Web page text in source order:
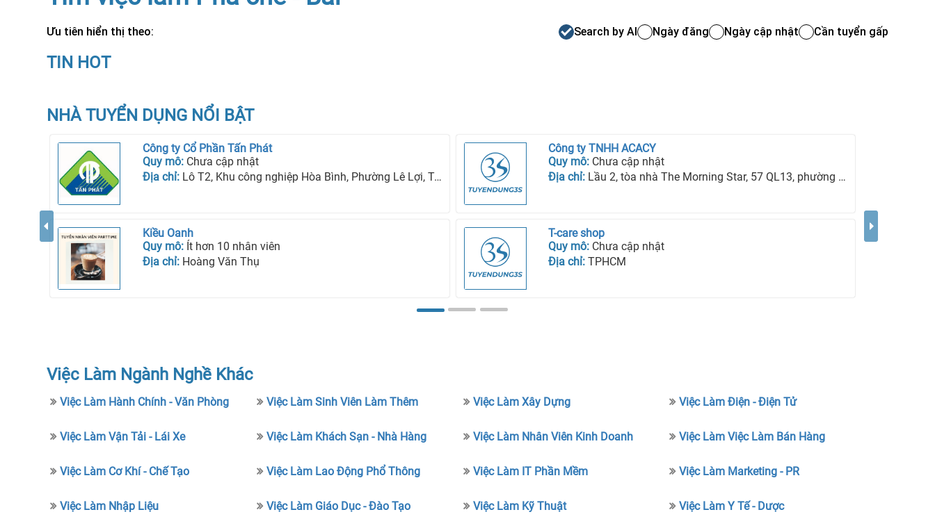
Ưu tiên hiển thị theo: Search by AI Ngày đăng Ngày cập nhật Cần tuyển gấp
TIN HOT
NHÀ TUYỂN DỤNG NỔI BẬT
Công ty Cổ Phần Tấn Phát
Quy mô: Chưa cập nhật
Địa chỉ: Lô T2, Khu công nghiệp Hòa Bình, Phường Lê Lợi, Tp Kon Tum, Tỉnh Kon Tum
Công ty TNHH ACACY
Quy mô: Chưa cập nhật
Địa chỉ: Lầu 2, tòa nhà The Morning Star, 57 QL13, phường 26, quận Bình Thạnh, TP Hồ Chí Minh.
Kiều Oanh
Quy mô: Ít hơn 10 nhân viên
Địa chỉ: Hoàng Văn Thụ
T-care shop
Quy mô: Chưa cập nhật
Địa chỉ: TPHCM
Việc Làm Ngành Nghề Khác
Việc Làm Hành Chính - Văn Phòng Việc Làm Sinh Viên Làm Thêm Việc Làm Xây Dựng Việc Làm Điện - Điện Tử
Việc Làm Vận Tải - Lái Xe Việc Làm Khách Sạn - Nhà Hàng Việc Làm Nhân Viên Kinh Doanh Việc Làm Việc Làm Bán Hàng
Việc Làm Cơ Khí - Chế Tạo Việc Làm Lao Động Phổ Thông Việc Làm IT Phần Mềm Việc Làm Marketing - PR
Việc Làm Nhập Liệu Việc Làm Giáo Dục - Đào Tạo Việc Làm Kỹ Thuật Việc Làm Y Tế - Dược